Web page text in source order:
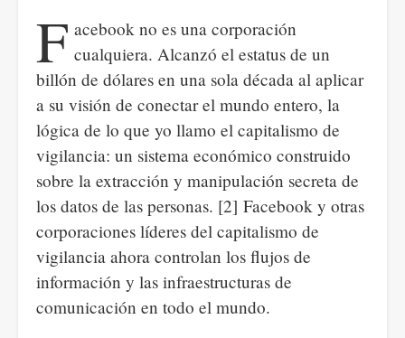
F acebook no es una corporación
cualquiera. Alcanzó el estatus de un
billón de dólares en una sola década al aplicar
a su visión de conectar el mundo entero, la
lógica de lo que yo llamo el capitalismo de
vigilancia: un sistema económico construido
sobre la extracción y manipulación secreta de
los datos de las personas. [2] Facebook y otras
corporaciones líderes del capitalismo de
vigilancia ahora controlan los flujos de
información y las infraestructuras de
comunicación en todo el mundo.